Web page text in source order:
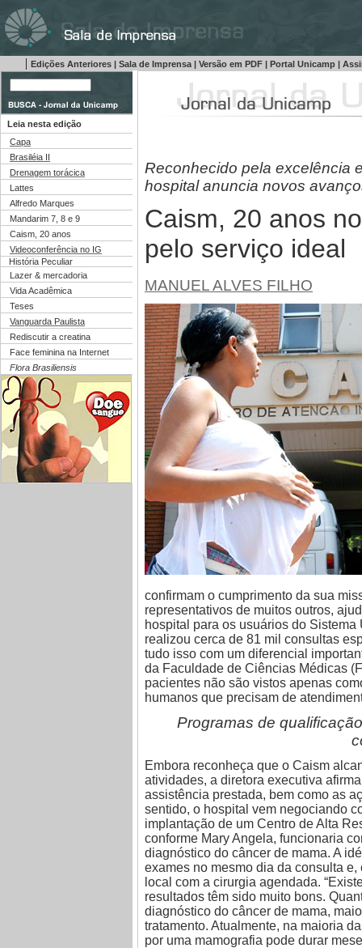
| Edições Anteriores | Sala de Imprensa | Versão em PDF | Portal Unicamp |
Leia nesta edição
Capa
Brasiléia II
Drenagem torácica
Lattes
Alfredo Marques
Mandarim 7, 8 e 9
Caism, 20 anos
Videoconferência no IG
História Peculiar
Lazer & mercadoria
Vida Acadêmica
Teses
Vanguarda Paulista
Rediscutir a creatina
Face feminina na Internet
Flora Brasiliensis
Reconhecido pela excelência
hospital anuncia novos
Caism, 20 anos
pelo serviço ideal
MANUEL ALVES FILHO
confirmam o cumprimento da sua
representativos de muitos outros,
hospital para os usuários do
realizou cerca de 81 mil consultas
tudo isso com um diferencial
da Faculdade de Ciências Médicas
pacientes não são vistos apenas
humanos que precisam de
Programas de
Embora reconheça que o Caism
atividades, a diretora executiva
assistência prestada, bem como as
sentido, o hospital vem negociando
implantação de um Centro de Alta
conforme Mary Angela, funcionaria
diagnóstico do câncer de mama. A
exames no mesmo dia da consulta
local com a cirurgia agendada.
resultados têm sido muito bons.
diagnóstico do câncer de mama,
tratamento. Atualmente, na maioria
por uma mamografia pode durar